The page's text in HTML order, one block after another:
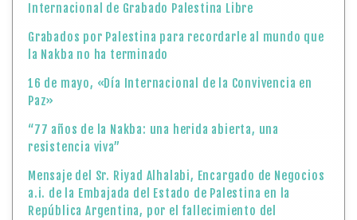
Internacional de Grabado Palestina Libre
Grabados por Palestina para recordarle al mundo que
la Nakba no ha terminado
16 de mayo, «Día Internacional de la Convivencia en
Paz»
“77 años de la Nakba: una herida abierta, una
resistencia viva”
Mensaje del Sr. Riyad Alhalabi, Encargado de Negocios
a.i. de la Embajada del Estado de Palestina en la
República Argentina, por el fallecimiento del